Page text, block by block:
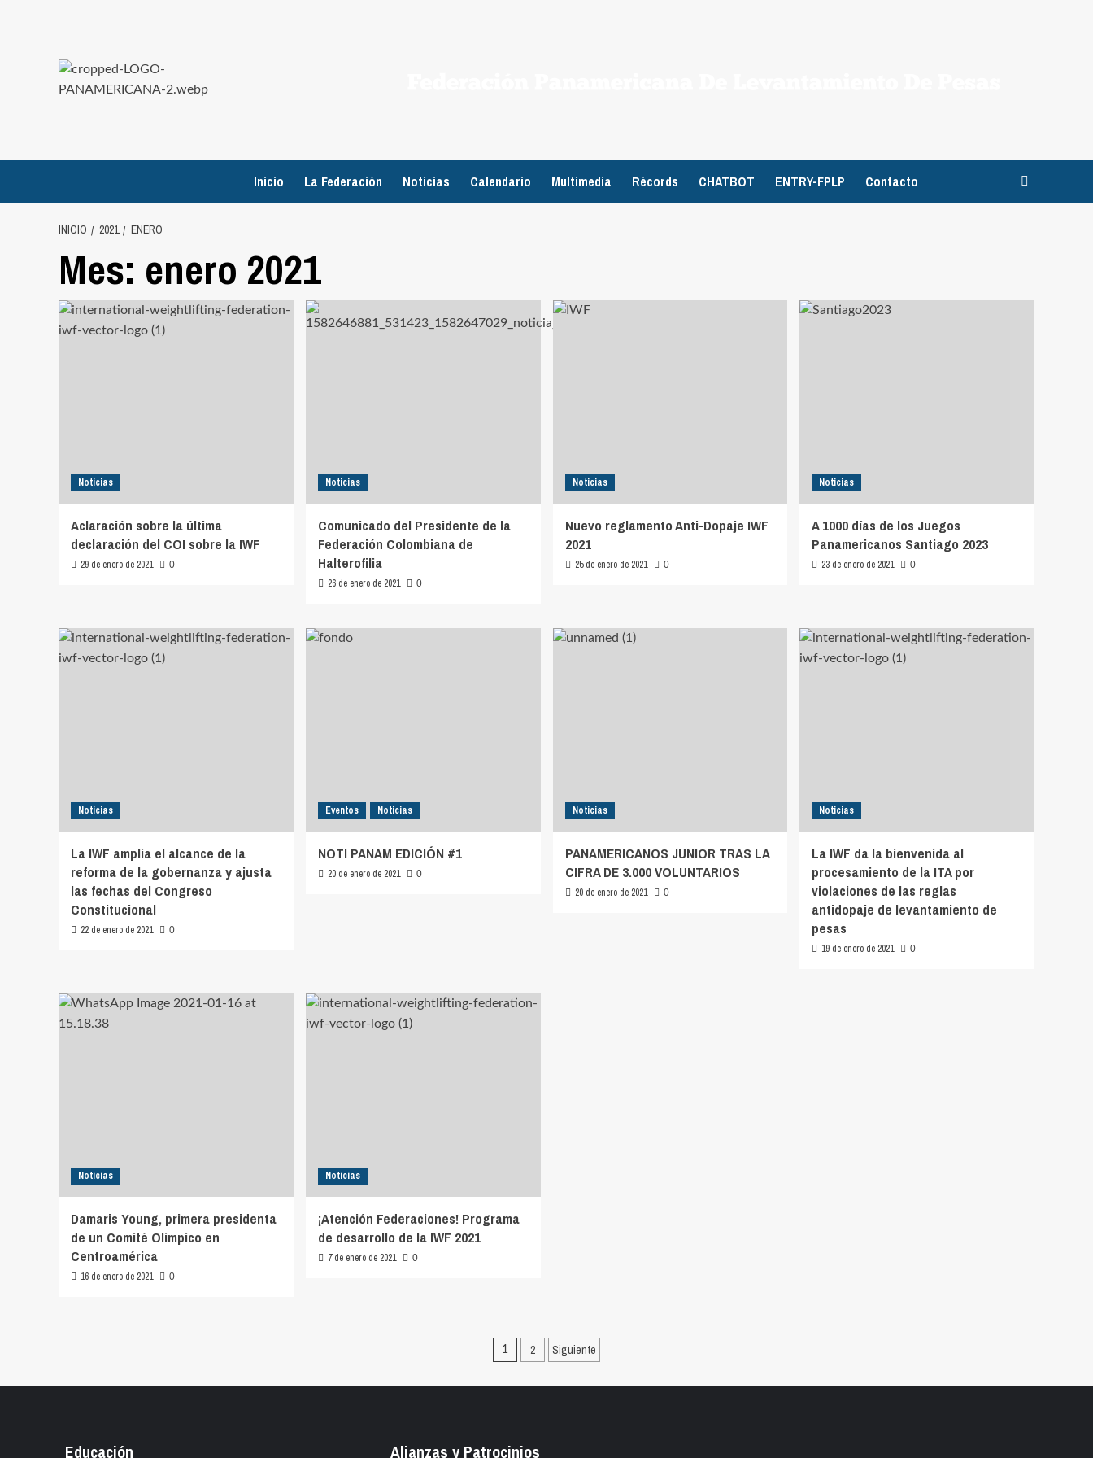
Inicio La Federación Noticias Calendario Multimedia Récords CHATBOT ENTRY-FPLP Contacto
INICIO 2021 ENERO
Mes: enero 2021
Noticias
Aclaración sobre la última
declaración del COI sobre la IWF
29 de enero de 2021 0
Noticias
Comunicado del Presidente de la
Federación Colombiana de
Halterofilia
26 de enero de 2021 0
Noticias
Nuevo reglamento Anti-Dopaje IWF
2021
25 de enero de 2021 0
Noticias
A 1000 días de los Juegos
Panamericanos Santiago 2023
23 de enero de 2021 0
Noticias
La IWF amplía el alcance de la
reforma de la gobernanza y ajusta
las fechas del Congreso
Constitucional
22 de enero de 2021 0
Eventos Noticias
NOTI PANAM EDICIÓN #1
20 de enero de 2021 0
Noticias
PANAMERICANOS JUNIOR TRAS LA
CIFRA DE 3.000 VOLUNTARIOS
20 de enero de 2021 0
Noticias
La IWF da la bienvenida al
procesamiento de la ITA por
violaciones de las reglas
antidopaje de levantamiento de
pesas
19 de enero de 2021 0
Noticias
Damaris Young, primera presidenta
de un Comité Olímpico en
Centroamérica
16 de enero de 2021 0
Noticias
¡Atención Federaciones! Programa
de desarrollo de la IWF 2021
7 de enero de 2021 0
Paginación
1 2 Siguiente
Educación Alianzas y Patrocinios